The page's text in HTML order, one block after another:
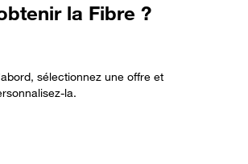
la Fibre ?
sélectionnez une offre et
la.